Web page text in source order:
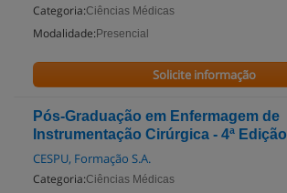
Categoria:Ciências Médicas
Modalidade: Presencial
Solicite informação
Pós-Graduação em Enfermagem de
Instrumentação Cirúrgica - 4ª Edição
CESPU, Formação S.A.
Categoria:Ciências Médicas